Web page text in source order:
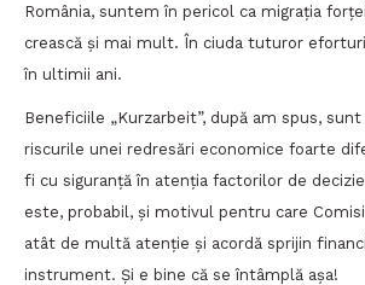
România, suntem în pericol ca migrația
crească și mai mult. În ciuda tuturor
în ultimii ani.
Beneficiile „Kurzarbeit”, după am spus,
riscurile unei redresări economice foarte
fi cu siguranță în atenția factorilor de
este, probabil, și motivul pentru care
atât de multă atenție și acordă sprijin
instrument. Și e bine că se întâmplă așa!